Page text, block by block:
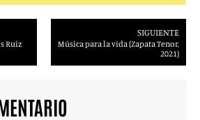
Ruiz
SIGUIENTE
Música para la vida (Zapata Tenor,
2021)